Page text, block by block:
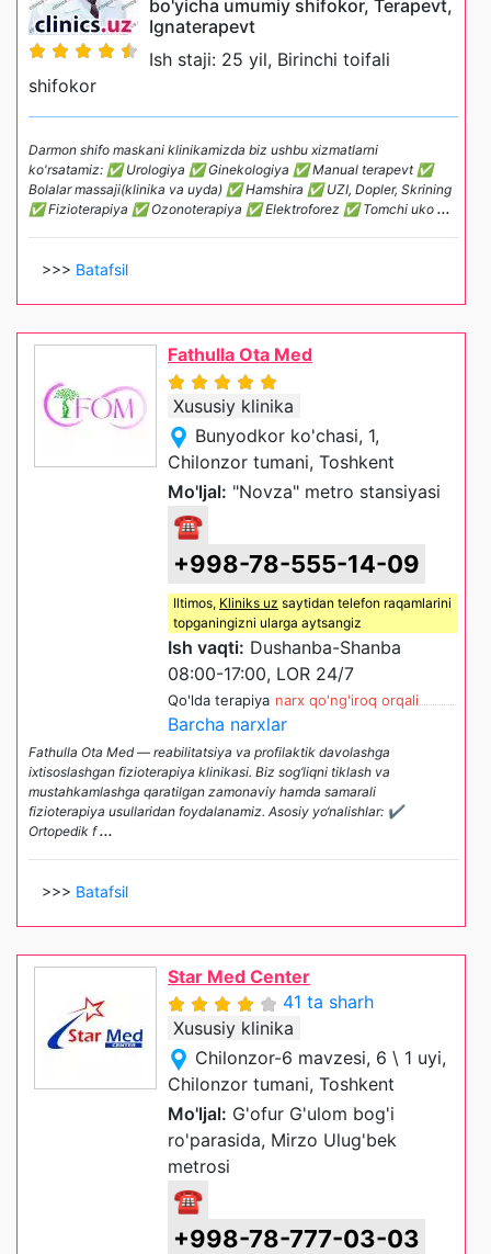
bo'yicha umumiy shifokor, Terapevt,
Ignaterapevt
Ish staji: 25 yil, Birinchi toifali
shifokor
Darmon shifo maskani klinikamizda biz ushbu xizmatlarni
ko'rsatamiz: ✅ Urologiya ✅ Ginekologiya ✅ Manual terapevt ✅
Bolalar massaji(klinika va uyda) ✅ Hamshira ✅ UZI, Dopler, Skrining
✅ Fizioterapiya ✅ Ozonoterapiya ✅ Elektroforez ✅ Tomchi uko ...
>>> Batafsil
Fathulla Ota Med
Xususiy klinika
Bunyodkor ko'chasi, 1,
Chilonzor tumani, Toshkent
Mo'ljal: "Novza" metro stansiyasi
☎
+998-78-555-14-09
Iltimos, Kliniks uz saytidan telefon raqamlarini
topganingizni ularga aytsangiz
Ish vaqti: Dushanba-Shanba
08:00-17:00, LOR 24/7
Qo'lda terapiya narx qo'ng'iroq orqali
Barcha narxlar
Fathulla Ota Med — reabilitatsiya va profilaktik davolashga
ixtisoslashgan fizioterapiya klinikasi. Biz sog‘liqni tiklash va
mustahkamlashga qaratilgan zamonaviy hamda samarali
fizioterapiya usullaridan foydalanamiz. Asosiy yo‘nalishlar: ✔
Ortopedik f...
>>> Batafsil
Star Med Center
41 ta sharh
Xususiy klinika
Chilonzor-6 mavzesi, 6 \ 1 uyi,
Chilonzor tumani, Toshkent
Mo'ljal: G'ofur G'ulom bog'i
ro'parasida, Mirzo Ulug'bek
metrosi
☎
+998-78-777-03-03